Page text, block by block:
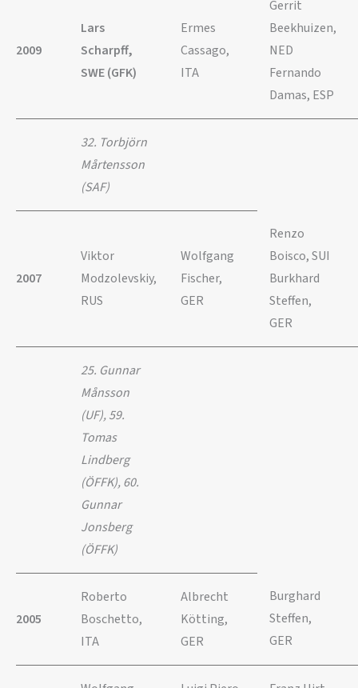
2009
Lars
Scharpff,
SWE (GFK)
Ermes
Cassago,
ITA
Gerrit
Beekhuizen,
NED
Fernando
Damas, ESP
32. Torbjörn
Mårtensson
(SAF)
2007
Viktor
Modzolevskiy,
RUS
Wolfgang
Fischer,
GER
Renzo
Boisco, SUI
Burkhard
Steffen,
GER
25. Gunnar
Månsson
(UF), 59.
Tomas
Lindberg
(ÖFFK), 60.
Gunnar
Jonsberg
(ÖFFK)
2005
Roberto
Boschetto,
ITA
Albrecht
Kötting,
GER
Burghard
Steffen,
GER